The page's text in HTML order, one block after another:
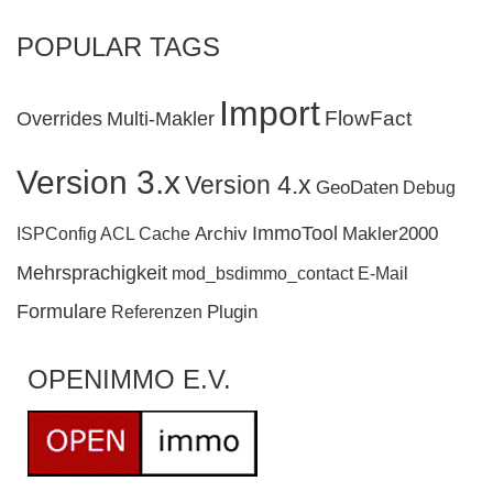
POPULAR TAGS
Overrides Multi-Makler Import FlowFact
Version 3.xVersion 4.x GeoDaten Debug
ISPConfig ACL Cache Archiv ImmoTool Makler2000
Mehrsprachigkeit mod_bsdimmo_contact E-Mail
Formulare Referenzen Plugin
OPENIMMO E.V.